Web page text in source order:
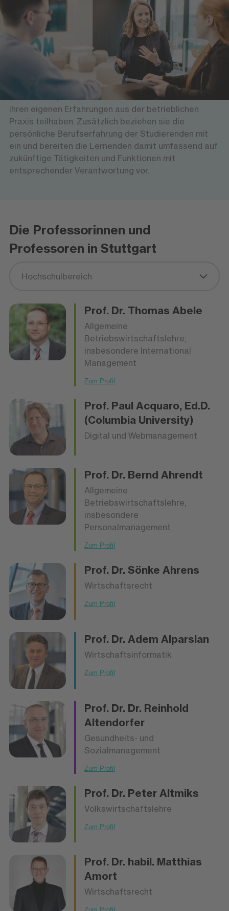
Versierte Professorinnen und Professoren sowie
erfahrene Führungskräfte bieten den Studierenden
am Hochschulzentrum Stuttgart eine
wissenschaftlich hochwertige und gleichzeitig
anwendungsorientierte Lehre. Theoretische
Grundlagen vermitteln sie mit Bezug zur
Wirtschaftspraxis und lassen die Studierenden an
ihren eigenen Erfahrungen aus der betrieblichen
Praxis teilhaben. Zusätzlich beziehen sie die
persönliche Berufserfahrung der Studierenden mit
ein und bereiten die Lernenden damit umfassend auf
zukünftige Tätigkeiten und Funktionen mit
entsprechender Verantwortung vor.
Die Professorinnen und
Professoren in Stuttgart
Hochschulbereich
Prof. Dr. Thomas Abele
Allgemeine
Betriebswirtschaftslehre,
insbesondere International
Management
Zum Profil
Prof. Paul Acquaro, Ed.D.
(Columbia University)
Digital und Webmanagement
Prof. Dr. Bernd Ahrendt
Allgemeine
Betriebswirtschaftslehre,
insbesondere
Personalmanagement
Zum Profil
Prof. Dr. Sönke Ahrens
Wirtschaftsrecht
Zum Profil
Prof. Dr. Adem Alparslan
Wirtschaftsinformatik
Zum Profil
Prof. Dr. Dr. Reinhold
Altendorfer
Gesundheits- und
Sozialmanagement
Zum Profil
Prof. Dr. Peter Altmiks
Volkswirtschaftslehre
Zum Profil
Prof. Dr. habil. Matthias
Amort
Wirtschaftsrecht